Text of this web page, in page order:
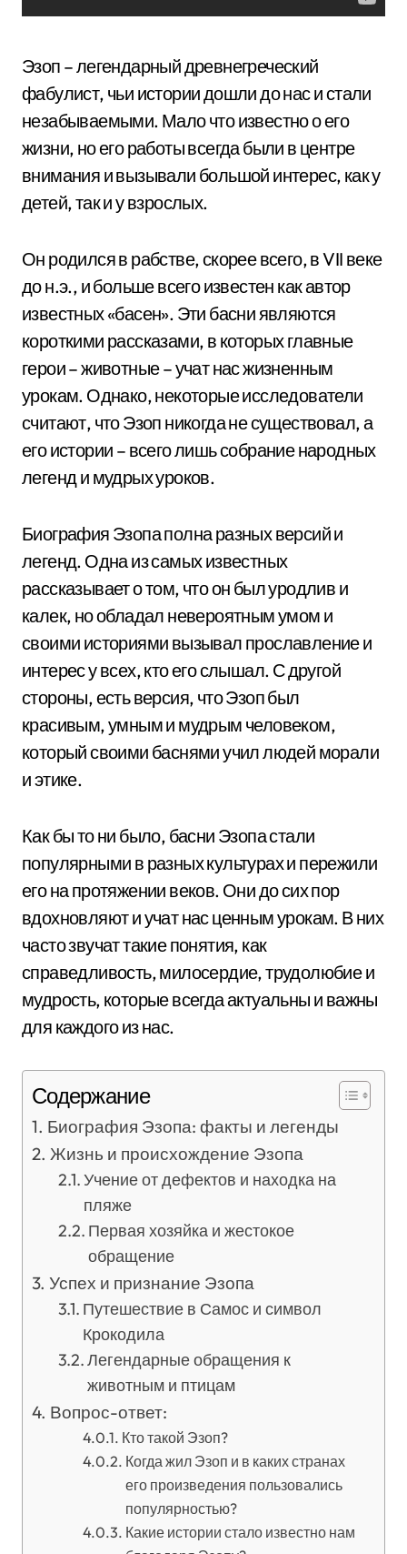
Эзоп – легендарный древнегреческий
фабулист, чьи истории дошли до нас и стали
незабываемыми. Мало что известно о его
жизни, но его работы всегда были в центре
внимания и вызывали большой интерес, как у
детей, так и у взрослых.
Он родился в рабстве, скорее всего, в VII веке
до н.э., и больше всего известен как автор
известных «басен». Эти басни являются
короткими рассказами, в которых главные
герои – животные – учат нас жизненным
урокам. Однако, некоторые исследователи
считают, что Эзоп никогда не существовал, а
его истории – всего лишь собрание народных
легенд и мудрых уроков.
Биография Эзопа полна разных версий и
легенд. Одна из самых известных
рассказывает о том, что он был уродлив и
калек, но обладал невероятным умом и
своими историями вызывал прославление и
интерес у всех, кто его слышал. С другой
стороны, есть версия, что Эзоп был
красивым, умным и мудрым человеком,
который своими баснями учил людей морали
и этике.
Как бы то ни было, басни Эзопа стали
популярными в разных культурах и пережили
его на протяжении веков. Они до сих пор
вдохновляют и учат нас ценным урокам. В них
часто звучат такие понятия, как
справедливость, милосердие, трудолюбие и
мудрость, которые всегда актуальны и важны
для каждого из нас.
Содержание
Биография Эзопа: факты и легенды
Жизнь и происхождение Эзопа
Учение от дефектов и находка на
пляже
Первая хозяйка и жестокое
обращение
Успех и признание Эзопа
Путешествие в Самос и символ
Крокодила
Легендарные обращения к
животным и птицам
Вопрос-ответ:
Кто такой Эзоп?
Когда жил Эзоп и в каких странах
его произведения пользовались
популярностью?
Какие истории стало известно нам